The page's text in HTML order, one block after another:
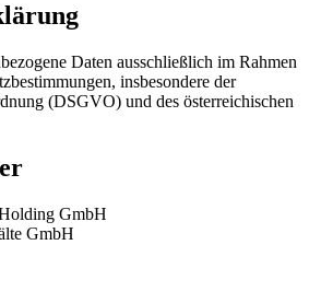
Daten ausschließlich im Rahmen
insbesondere der
(DSGVO) und des österreichischen
GmbH
GmbH